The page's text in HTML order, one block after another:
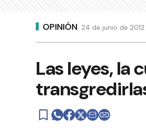
OPINIÓN 24 de junio de
Las leyes, la